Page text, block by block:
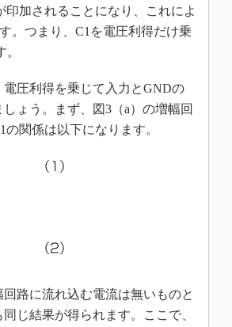
加されることになり、これによ
。つまり、C1を電圧利得だけ乗
圧利得を乗じて入力とGNDの
ょう。まず、図3（a）の増幅回
関係は以下になります。
路に流れ込む電流は無いものと
じ結果が得られます。ここで、